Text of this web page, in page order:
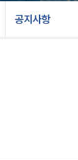
공지사항